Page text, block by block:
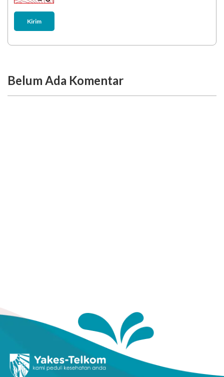
Kirim
Belum Ada Komentar